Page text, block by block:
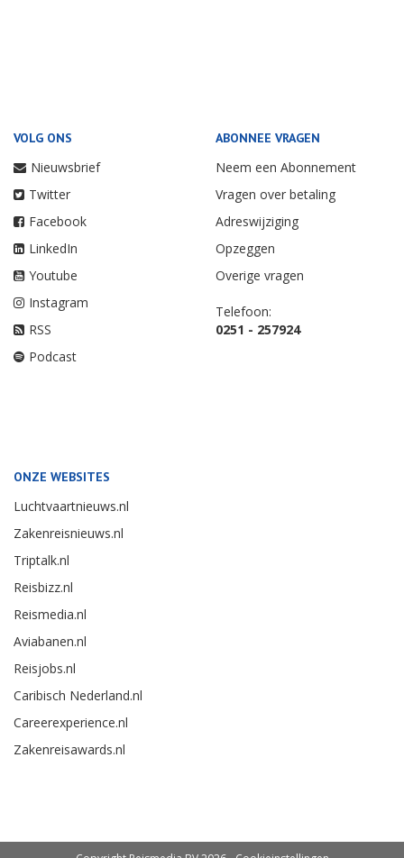
VOLG ONS
Nieuwsbrief
Twitter
Facebook
LinkedIn
Youtube
Instagram
RSS
Podcast
ABONNEE VRAGEN
Neem een Abonnement
Vragen over betaling
Adreswijziging
Opzeggen
Overige vragen
Telefoon:
0251 - 257924
ONZE WEBSITES
Luchtvaartnieuws.nl
Zakenreisnieuws.nl
Triptalk.nl
Reisbizz.nl
Reismedia.nl
Aviabanen.nl
Reisjobs.nl
Caribisch Nederland.nl
Careerexperience.nl
Zakenreisawards.nl